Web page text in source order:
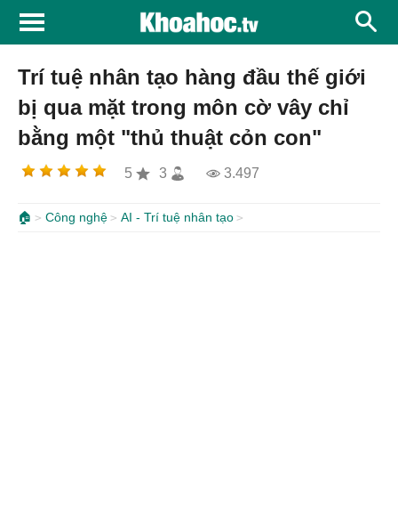
Trí tuệ nhân tạo hàng đầu thế giới
bị qua mặt trong môn cờ vây chỉ
bằng một "thủ thuật cỏn con"
5 3 3.497
🏠 Công nghệ AI - Trí tuệ nhân tạo